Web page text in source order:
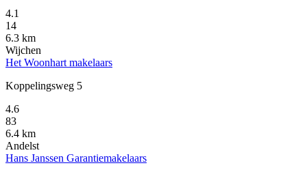
4.1
14
6.3 km
Wijchen
Het Woonhart makelaars
Koppelingsweg 5
4.6
83
6.4 km
Andelst
Hans Janssen Garantiemakelaars